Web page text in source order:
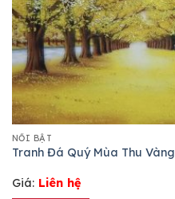
NỔI BẬT
Tranh Đá Quý Mùa Thu Vàng
Giá: Liên hệ